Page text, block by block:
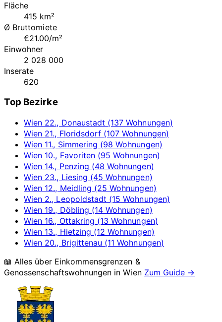
Fläche
415 km²
Ø Bruttomiete
€21.00/m²
Einwohner
2 028 000
Inserate
620
Top Bezirke
Wien 22., Donaustadt (137 Wohnungen)
Wien 21., Floridsdorf (107 Wohnungen)
Wien 11., Simmering (98 Wohnungen)
Wien 10., Favoriten (95 Wohnungen)
Wien 14., Penzing (48 Wohnungen)
Wien 23., Liesing (45 Wohnungen)
Wien 12., Meidling (25 Wohnungen)
Wien 2., Leopoldstadt (15 Wohnungen)
Wien 19., Döbling (14 Wohnungen)
Wien 16., Ottakring (13 Wohnungen)
Wien 13., Hietzing (12 Wohnungen)
Wien 20., Brigittenau (11 Wohnungen)
📖 Alles über Einkommensgrenzen &
Genossenschaftswohnungen inWien Zum Guide →